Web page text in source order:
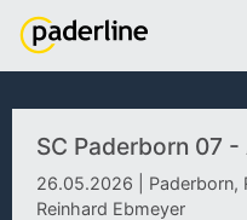
SC Paderborn 07
26.05.2026 | Paderborn,
Reinhard Ebmeyer